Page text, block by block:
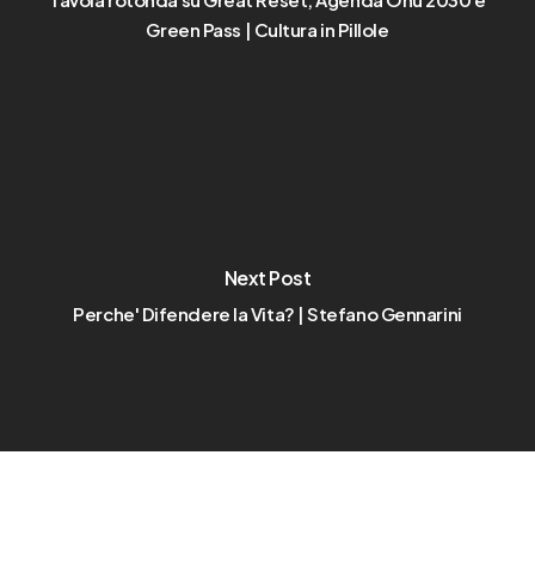
Green Pass | Cultura in Pillole
Next Post
Perche' Difendere la Vita? | Stefano Gennarini